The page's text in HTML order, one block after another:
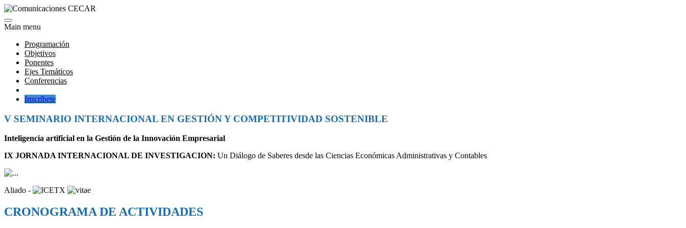
Main menu
Programación
Objetivos
Ponentes
Ejes Temáticos
Conferencias
Inscríbete
V SEMINARIO INTERNACIONAL EN GESTIÓN Y COMPETITIVIDAD SOSTENIBLE
Inteligencia artificial en la Gestión de la Innovación Empresarial
IX JORNADA INTERNACIONAL DE INVESTIGACION: Un Diálogo de Saberes desde las Ciencias Económicas Administrativas y Contables
Aliado -
CRONOGRAMA DE ACTIVIDADES